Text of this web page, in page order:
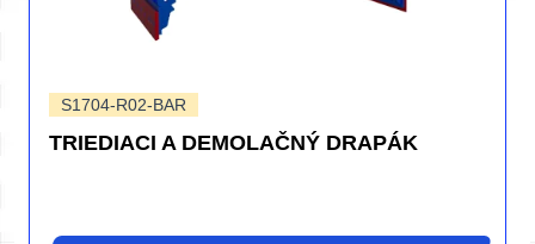
S1704-R02-BAR
TRIEDIACI A DEMOLAČNÝ DRAPÁK